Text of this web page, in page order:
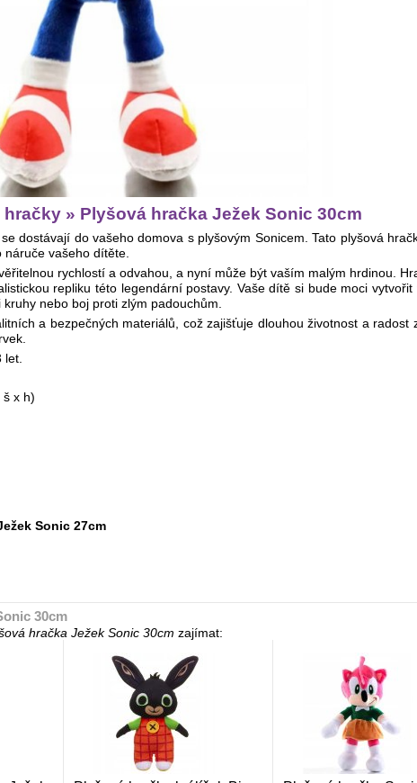
» Plyšová hračka Ježek Sonic 30cm
dostávají do vašeho domova s plyšovým Sonicem. Tato plyšová
vašeho dítěte.
rychlostí a odvahou, a nyní může být vaším malým hrdinou.
repliku této legendární postavy. Vaše dítě si bude moci
nebo boj proti zlým padouchům.
a bezpečných materiálů, což zajišťuje dlouhou životnost a
let.
š x h)
Sonic 27cm
30cm
hračka Ježek Sonic 30cm zajímat: